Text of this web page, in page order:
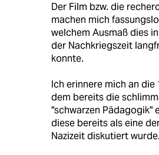
Der Film bzw. die
machen mich
welchem Ausmaß dies
der Nachkriegszeit
konnte.
Ich erinnere mich an die
dem bereits die
"schwarzen Pädagogik"
diese bereits als eine
Nazizeit diskutiert wurde.